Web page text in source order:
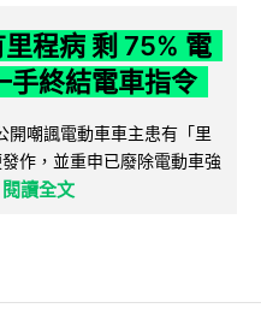
程病 剩 75% 電
手終結電車指令
開嘲諷電動車車主患有「里
作，並重申已廢除電動車強
閱讀全文